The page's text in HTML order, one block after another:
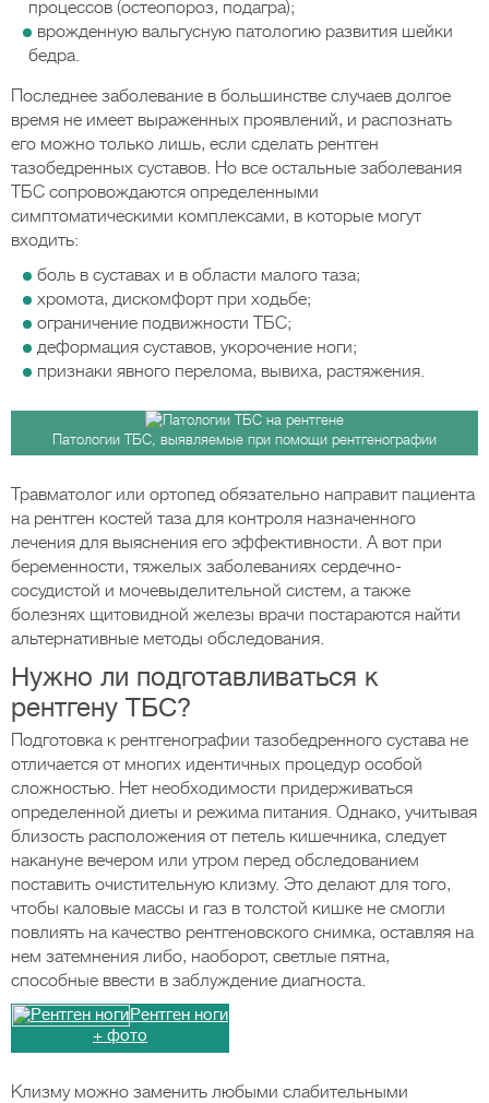
процессов (остеопороз, подагра);
врожденную вальгусную патологию развития шейки
бедра.
Последнее заболевание в большинстве случаев долгое
время не имеет выраженных проявлений, и распознать
его можно только лишь, если сделать рентген
тазобедренных суставов. Но все остальные заболевания
ТБС сопровождаются определенными
симптоматическими комплексами, в которые могут
входить:
боль в суставах и в области малого таза;
хромота, дискомфорт при ходьбе;
ограничение подвижности ТБС;
деформация суставов, укорочение ноги;
признаки явного перелома, вывиха, растяжения.
Патологии ТБС, выявляемые при помощи рентгенографии
Травматолог или ортопед обязательно направит пациента
на рентген костей таза для контроля назначенного
лечения для выяснения его эффективности. А вот при
беременности, тяжелых заболеваниях сердечно-
сосудистой и мочевыделительной систем, а также
болезнях щитовидной железы врачи постараются найти
альтернативные методы обследования.
Нужно ли подготавливаться к
рентгену ТБС?
Подготовка к рентгенографии тазобедренного сустава не
отличается от многих идентичных процедур особой
сложностью. Нет необходимости придерживаться
определенной диеты и режима питания. Однако, учитывая
близость расположения от петель кишечника, следует
накануне вечером или утром перед обследованием
поставить очистительную клизму. Это делают для того,
чтобы каловые массы и газ в толстой кишке не смогли
повлиять на качество рентгеновского снимка, оставляя на
нем затемнения либо, наоборот, светлые пятна,
способные ввести в заблуждение диагноста.
Рентген ноги
+ фото
Клизму можно заменить любыми слабительными